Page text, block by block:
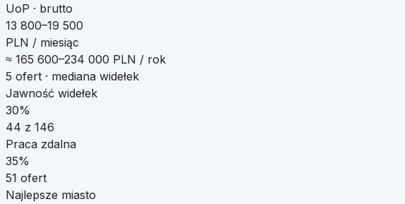
UoP · brutto
13 800–19 500
PLN / miesiąc
≈ 165 600–234 000 PLN / rok
5 ofert · mediana widełek
Jawność widełek
30%
44 z 146
Praca zdalna
35%
51 ofert
Najlepsze miasto